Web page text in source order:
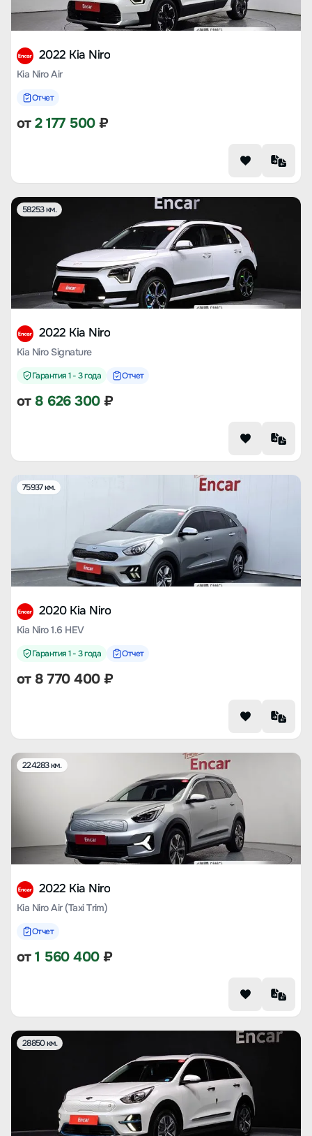
2022 Kia Niro
Kia Niro Air
Отчет
от2 177 500₽
58253 км.
2022 Kia Niro
Kia Niro Signature
Гарантия 1 - 3 года Отчет
от 8 626 300₽
75937 км.
2020 Kia Niro
Kia Niro 1.6 HEV
Гарантия 1 - 3 года Отчет
от 8 770 400₽
224283 км.
2022 Kia Niro
Kia Niro Air (Taxi Trim)
Отчет
от1 560 400₽
28850 км.